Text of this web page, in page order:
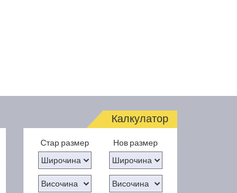
Калкулатор
Стар размер Нов размер